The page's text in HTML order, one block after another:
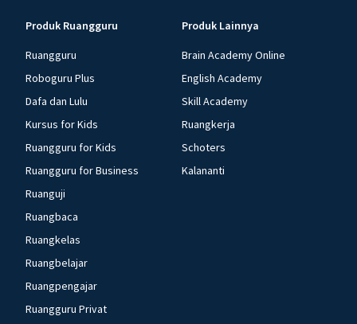
Produk Ruangguru
Ruangguru
Roboguru Plus
Dafa dan Lulu
Kursus for Kids
Ruangguru for Kids
Ruangguru for Business
Ruanguji
Ruangbaca
Ruangkelas
Ruangbelajar
Ruangpengajar
Ruangguru Privat
Produk Lainnya
Brain Academy Online
English Academy
Skill Academy
Ruangkerja
Schoters
Kalananti